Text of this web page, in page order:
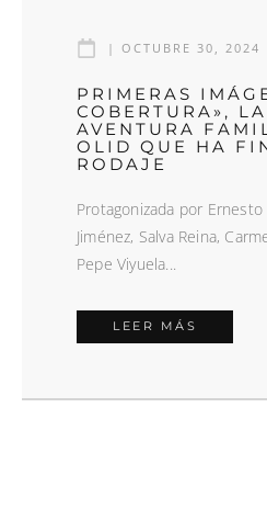
| OCTUBRE 30, 2024
PRIMERAS
COBERTURA»,
AVENTURA
OLID QUE HA
RODAJE
Protagonizada por Ernesto
Jiménez, Salva Reina,
Pepe Viyuela...
LEER MÁS